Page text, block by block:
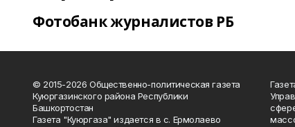
Фотобанк журналистов РБ
© 2015-2026 Общественно-политическая газета
Куюргазинского района Республики
Башкортостан
Газета "Куюргаза" издается в с. Ермолаево